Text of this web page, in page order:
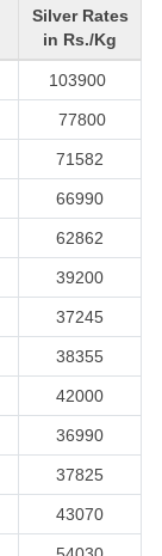
Silver Rates
in Rs./Kg
103900
77800
71582
66990
62862
39200
37245
38355
42000
36990
37825
43070